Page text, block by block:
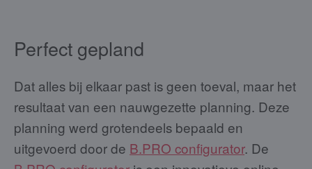
Perfect gepland
Dat alles bij elkaar past is geen toeval, maar het
resultaat van een nauwgezette planning. Deze
planning werd grotendeels bepaald en
uitgevoerd door de B.PRO configurator. De